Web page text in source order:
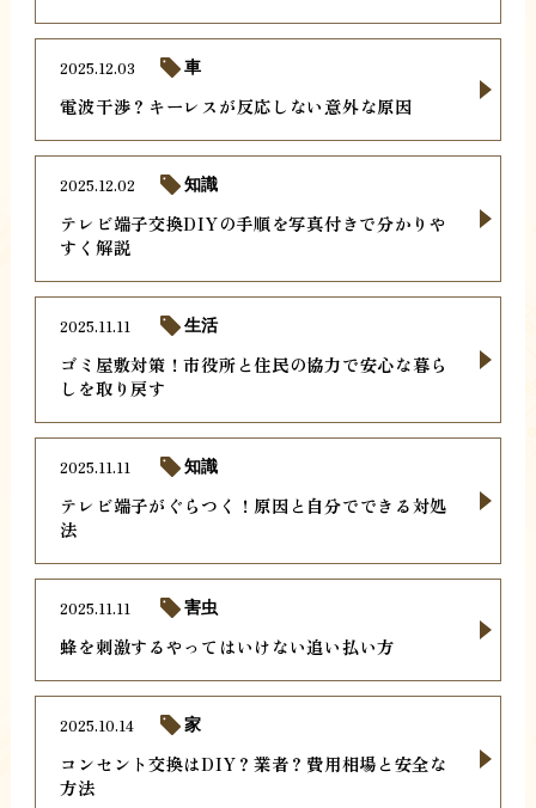
電波干渉？キーレスが反応しない意外な原因
2025.12.03 車
テレビ端子交換DIYの手順を写真付きで分かりや
すく解説
2025.12.02 知識
ゴミ屋敷対策！市役所と住民の協力で安心な暮ら
しを取り戻す
2025.11.11 生活
テレビ端子がぐらつく！原因と自分でできる対処
法
2025.11.11 知識
蜂を刺激するやってはいけない追い払い方
2025.11.11 害虫
コンセント交換はDIY？業者？費用相場と安全な
方法
2025.10.14 家